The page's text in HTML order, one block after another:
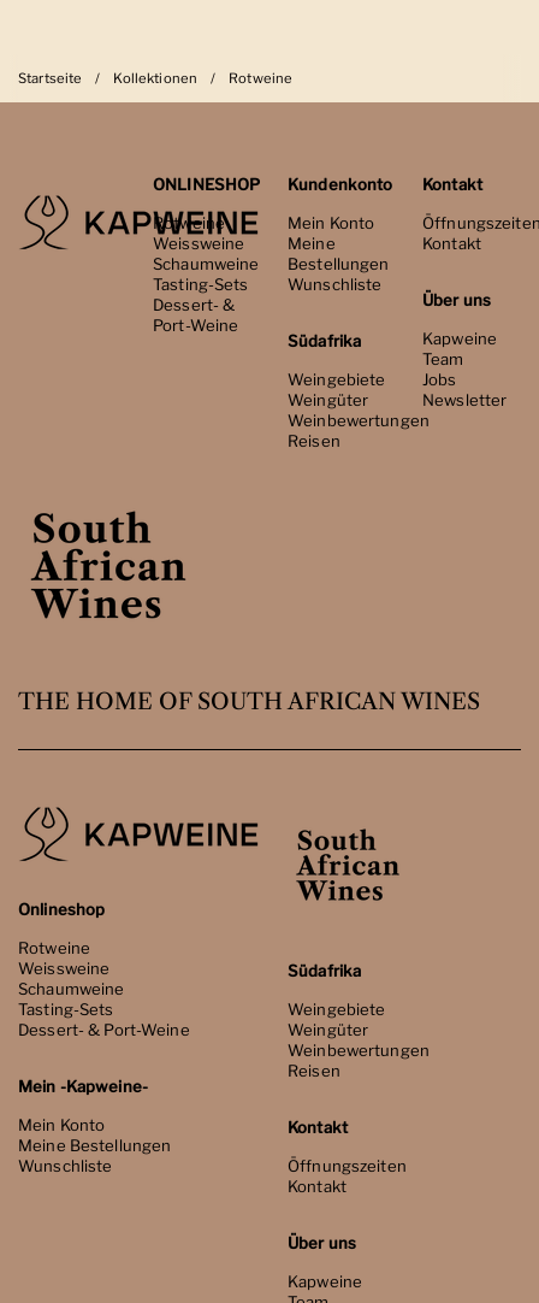
Startseite / Kollektionen / Rotweine
ONLINESHOP
Rotweine
Weissweine
Schaumweine
Tasting-Sets
Dessert- &
Port-Weine
Kundenkonto
Mein Konto
Meine
Bestellungen
Wunschliste
Südafrika
Weingebiete
Weingüter
Weinbewertungen
Reisen
Kontakt
Kontakt
Über uns
Kapweine
Team
Jobs
Newsletter
THE HOME OF SOUTH AFRICAN WINES
Onlineshop
Rotweine
Weissweine
Schaumweine
Tasting-Sets
Dessert- & Port-Weine
Mein -Kapweine-
Mein Konto
Meine Bestellungen
Wunschliste
Südafrika
Weingebiete
Weingüter
Weinbewertungen
Reisen
Kontakt
Öffnungszeiten
Kontakt
Über uns
Kapweine